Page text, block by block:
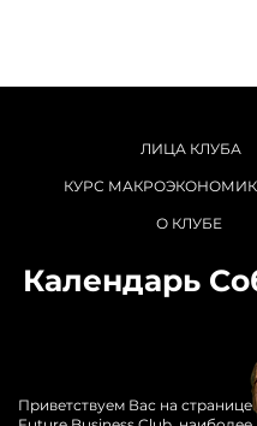
ЛИЦА КЛУБА
КУРС
О КЛУБЕ
Календарь
​Приветствуем Вас на странице